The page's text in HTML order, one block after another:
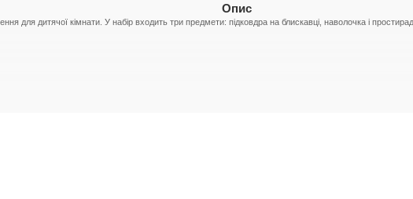
Опис
для дитячої кімнати. У набір входить три предмети: підковдра на блискавці, наволочка і